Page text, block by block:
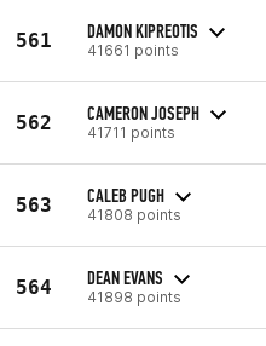
561 DAMON KIPREOTIS
41661 points
562 CAMERON JOSEPH
41711 points
563 CALEB PUGH
41808 points
564 DEAN EVANS
41898 points